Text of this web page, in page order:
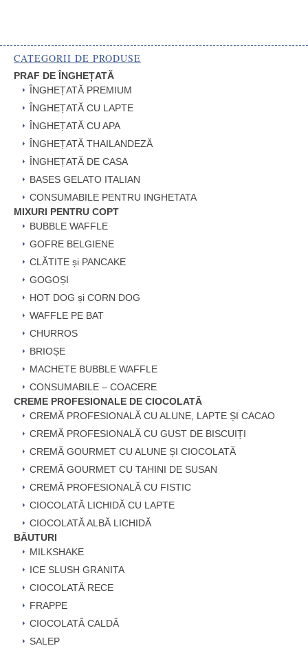
CATEGORII DE PRODUSE
PRAF DE ÎNGHEȚATĂ
ÎNGHEȚATĂ PREMIUM
ÎNGHEȚATĂ CU LAPTE
ÎNGHEȚATĂ CU APA
ÎNGHEȚATĂ THAILANDEZĂ
ÎNGHEȚATĂ DE CASA
BASES GELATO ITALIAN
CONSUMABILE PENTRU INGHETATA
MIXURI PENTRU COPT
BUBBLE WAFFLE
GOFRE BELGIENE
CLĂTITE și PANCAKE
GOGOȘI
HOT DOG și CORN DOG
WAFFLE PE BAT
CHURROS
BRIOȘE
MACHETE BUBBLE WAFFLE
CONSUMABILE – COACERE
CREME PROFESIONALE DE CIOCOLATĂ
CREMĂ PROFESIONALĂ CU ALUNE, LAPTE ȘI CACAO
CREMĂ PROFESIONALĂ CU GUST DE BISCUIȚI
CREMĂ GOURMET CU ALUNE ȘI CIOCOLATĂ
CREMĂ GOURMET CU TAHINI DE SUSAN
CREMĂ PROFESIONALĂ CU FISTIC
CIOCOLATĂ LICHIDĂ CU LAPTE
CIOCOLATĂ ALBĂ LICHIDĂ
BĂUTURI
MILKSHAKE
ICE SLUSH GRANITA
CIOCOLATĂ RECE
FRAPPE
CIOCOLATĂ CALDĂ
SALEP